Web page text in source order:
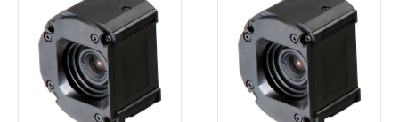
"対応済み"や非含有の記載がされた商品であっても、流通
在庫等で未対応品が混在する可能性があります。
非含有品が必要な際は、弊社営業部門もしくは販売店へお
問い合わせください。
この製品のRoHS/REACH対応状況ページへ